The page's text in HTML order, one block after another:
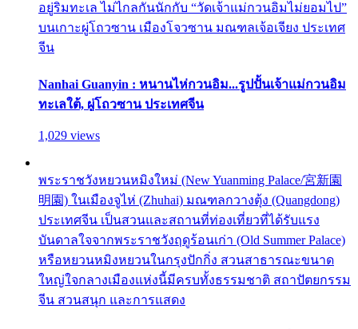
อยู่ริมทะเล ไม่ไกลกันนักกับ “วัดเจ้าแม่กวนอิมไม่ยอมไป”
บนเกาะผู่โถวซาน เมืองโจวซาน มณฑลเจ้อเจียง ประเทศ
จีน
Nanhai Guanyin : หนานไห่กวนอิม...รูปปั้นเจ้าแม่กวนอิม
ทะเลใต้, ผู่โถวซาน ประเทศจีน
1,029 views
พระราชวังหยวนหมิงใหม่ (New Yuanming Palace/宮新園
明園) ในเมืองจูไห่ (Zhuhai) มณฑลกวางตุ้ง (Quangdong)
ประเทศจีน เป็นสวนและสถานที่ท่องเที่ยวที่ได้รับแรง
บันดาลใจจากพระราชวังฤดูร้อนเก่า (Old Summer Palace)
หรือหยวนหมิงหยวนในกรุงปักกิ่ง สวนสาธารณะขนาด
ใหญ่ใจกลางเมืองแห่งนี้มีครบทั้งธรรมชาติ สถาปัตยกรรม
จีน สวนสนุก และการแสดง